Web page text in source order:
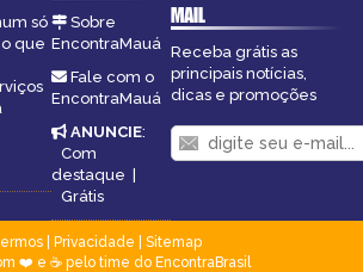
só
que
Sobre
EncontraMauá
Fale com o
EncontraMauá
ANUNCIE:
Com
destaque |
Grátis
MAIL
Receba grátis as
principais notícias,
dicas e promoções
| Privacidade
Sitemap
❤️ e ☕ pelo time do EncontraBrasil